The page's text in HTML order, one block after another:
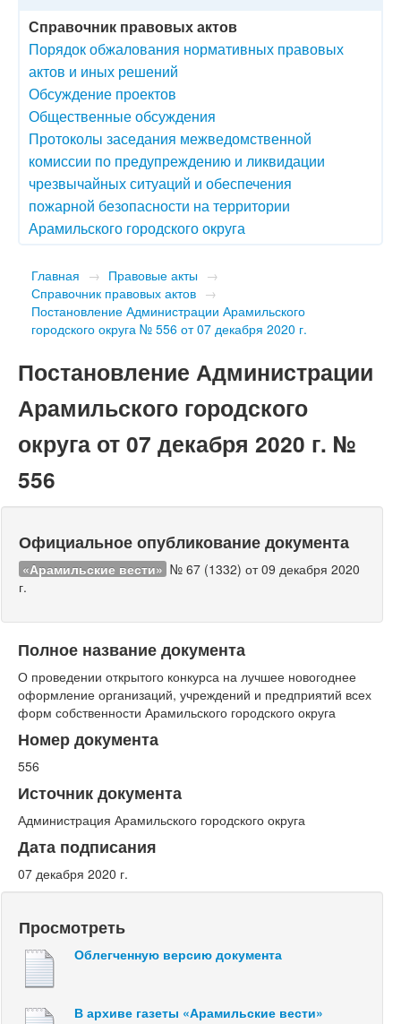
Справочник правовых актов
Порядок обжалования нормативных правовых
актов и иных решений
Обсуждение проектов
Общественные обсуждения
Протоколы заседания межведомственной
комиссии по предупреждению и ликвидации
чрезвычайных ситуаций и обеспечения
пожарной безопасности на территории
Арамильского городского округа
Главная → Правовые акты →
Справочник правовых актов →
Постановление Администрации Арамильского
городского округа № 556 от 07 декабря 2020 г.
Постановление Администрации
Арамильского городского
округа от 07 декабря 2020 г. №
556
Официальное опубликование документа
«Арамильские вести» № 67 (1332) от 09 декабря 2020
г.
Полное название документа
О проведении открытого конкурса на лучшее новогоднее
оформление организаций, учреждений и предприятий всех
форм собственности Арамильского городского округа
Номер документа
556
Источник документа
Администрация Арамильского городского округа
Дата подписания
07 декабря 2020 г.
Просмотреть
Облегченную версию документа
В архиве газеты «Арамильские вести»